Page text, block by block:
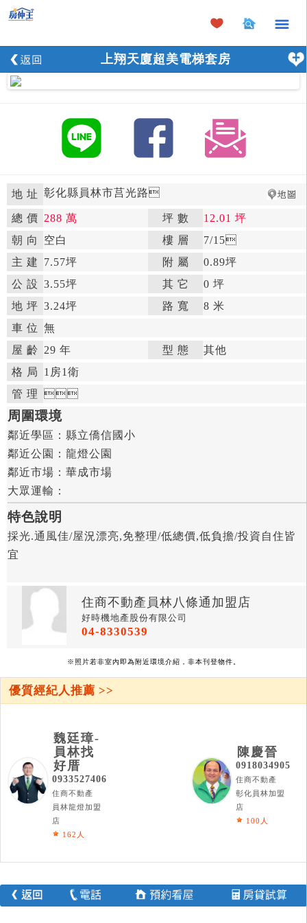
×
上翔天廈超美電梯套房
地 址 彰化縣員林市莒光路
總 價 288 萬 坪 數 12.01 坪
朝 向
空白 樓 層 7/15
主 建
7.57坪 附 屬 0.89坪
公 設 3.55坪 其 它
0 坪
地 坪 3.24坪 路 寬
8 米
車 位 無
屋 齡 29 年 型 態 其他
格 局
1房1衛
管 理 
周圍環境
鄰近學區： 縣立僑信國小
鄰近公園： 龍燈公園
鄰近市場： 華成市場
大眾運輸：
特色說明
採光.通風佳/屋況漂亮,免整理/低總價,低負擔/投資自住皆
宜
住商不動產員林八條通加盟店
好時機地產股份有限公司
04-8330539
※照片若非室內即為附近環境介紹，非本刊登物件。
優質經紀人推薦 >>
魏廷璋-
員林找
好厝
0933527406
住商不動產
員林龍燈加盟
店
162人
陳慶晉
0918034905
住商不動產
彰化員林加盟
店
100人